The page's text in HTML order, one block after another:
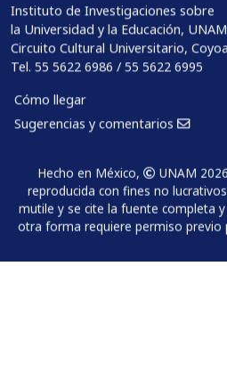
Instituto de Investigaciones sobre
la Universidad y la Educación,
Circuito Cultural Universitario,
Tel. 55 5622 6986 / 55 5622 6995
Cómo llegar
Sugerencias y comentarios
Hecho en México,
UNAM
reproducida con fines no
mutile y se cite la fuente completa
otra forma requiere permiso previo